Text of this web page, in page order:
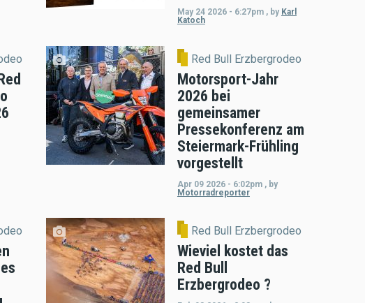
May 24 2026 - 6:27pm , by Karl
Katoch
Red Bull Erzbergrodeo
Motorsport-Jahr
2026 bei
gemeinsamer
Pressekonferenz am
Steiermark-Frühling
vorgestellt
Apr 09 2026 - 6:02pm , by
Motorradreporter
Red Bull Erzbergrodeo
Wieviel kostet das
Red Bull
Erzbergrodeo ?